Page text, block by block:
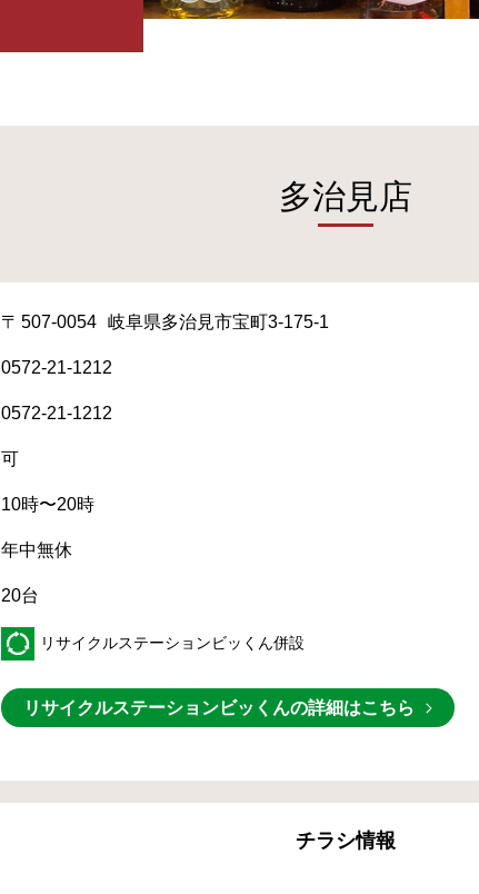
多治見店
507-0054 岐阜県多治見市宝町3-175-1
0572-21-1212
0572-21-1212
可
10時〜20時
年中無休
20台
リサイクルステーションビッくん併設
リサイクルステーションビッくんの詳細はこちら
チラシ情報